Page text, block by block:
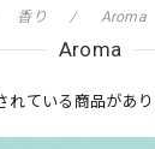
香り Aroma
Aroma
れている商品があり